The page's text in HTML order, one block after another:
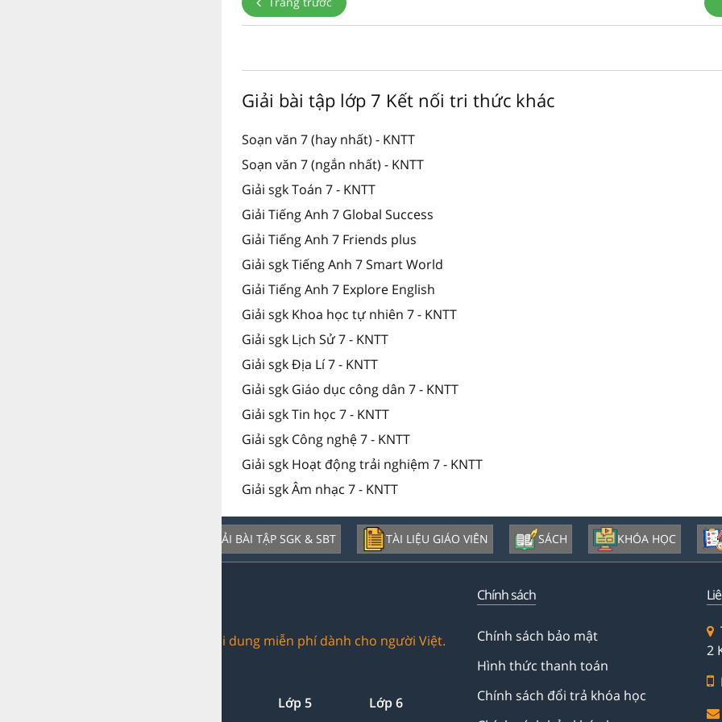
Giải bài tập lớp 7 Kết nối tri thức khác
Soạn văn 7 (hay nhất) - KNTT
Soạn văn 7 (ngắn nhất) - KNTT
Giải sgk Toán 7 - KNTT
Giải Tiếng Anh 7 Global Success
Giải Tiếng Anh 7 Friends plus
Giải sgk Tiếng Anh 7 Smart World
Giải Tiếng Anh 7 Explore English
Giải sgk Khoa học tự nhiên 7 - KNTT
Giải sgk Lịch Sử 7 - KNTT
Giải sgk Địa Lí 7 - KNTT
Giải sgk Giáo dục công dân 7 - KNTT
Giải sgk Tin học 7 - KNTT
Giải sgk Công nghệ 7 - KNTT
Giải sgk Hoạt động trải nghiệm 7 - KNTT
Giải sgk Âm nhạc 7 - KNTT
GIẢI BÀI TẬP SGK & SBT TÀI LIỆU GIÁO VIÊN SÁCH KHÓA HỌC
Trang web chia sẻ nội dung miễn phí dành cho người Việt.
Lớp 5 Lớp 6
Chính sách
Chính sách bảo mật
Hình thức thanh toán
Chính sách đổi trả khóa học
2